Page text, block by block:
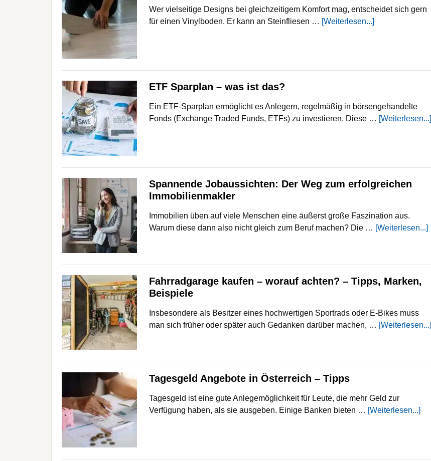
Wer vielseitige Designs bei gleichzeitigem Komfort mag, entscheidet sich gern
für einen Vinylboden. Er kann an Steinfliesen … [Weiterlesen...]
ETF Sparplan – was ist das?
Ein ETF-Sparplan ermöglicht es Anlegern, regelmäßig in börsengehandelte
Fonds (Exchange Traded Funds, ETFs) zu investieren. Diese … [Weiterlesen...]
Spannende Jobaussichten: Der Weg zum erfolgreichen
Immobilienmakler
Immobilien üben auf viele Menschen eine äußerst große Faszination aus.
Warum diese dann also nicht gleich zum Beruf machen? Die … [Weiterlesen...]
Fahrradgarage kaufen – worauf achten? – Tipps, Marken,
Beispiele
Insbesondere als Besitzer eines hochwertigen Sportrads oder E-Bikes muss
man sich früher oder später auch Gedanken darüber machen, … [Weiterlesen...]
Tagesgeld Angebote in Österreich – Tipps
Tagesgeld ist eine gute Anlegemöglichkeit für Leute, die mehr Geld zur
Verfügung haben, als sie ausgeben. Einige Banken bieten … [Weiterlesen...]